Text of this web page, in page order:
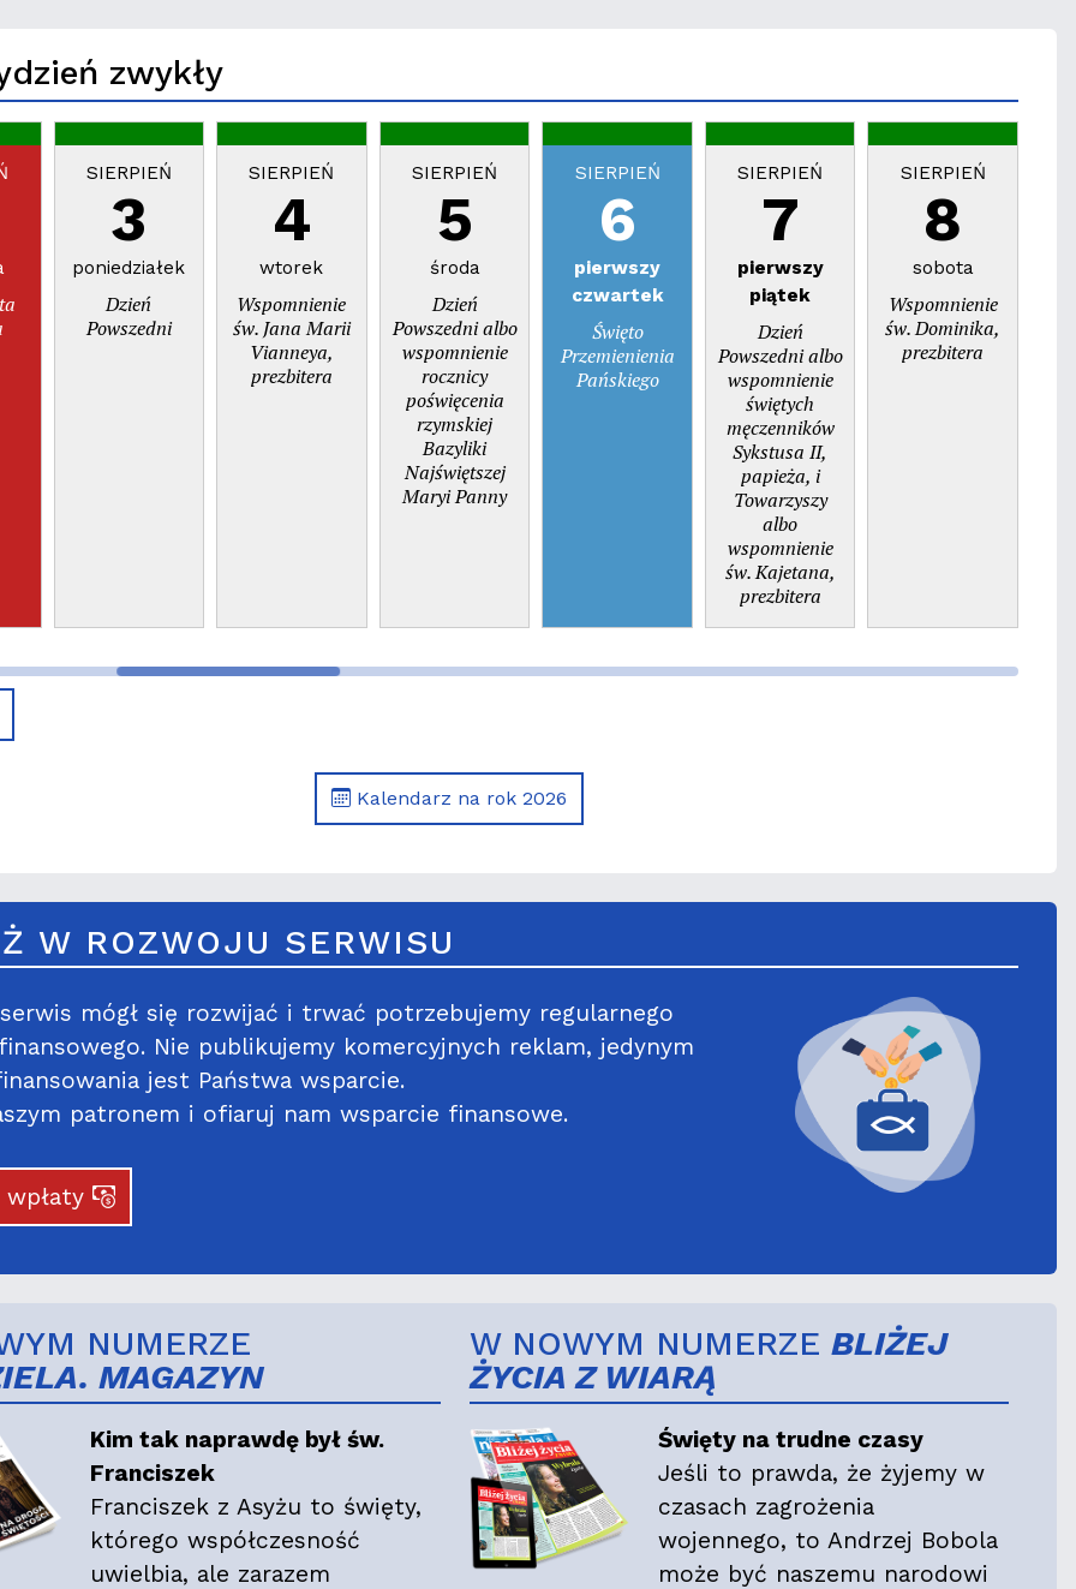
zwykły
SIERPIEŃ
3
poniedziałek
Dzień
Powszedni
SIERPIEŃ
4
wtorek
Wspomnienie
św. Jana Marii
Vianneya,
prezbitera
SIERPIEŃ
5
środa
Dzień
Powszedni albo
wspomnienie
rocznicy
poświęcenia
rzymskiej
Bazyliki
Najświętszej
Maryi Panny
SIERPIEŃ
6
pierwszy
czwartek
Święto
Przemienienia
Pańskiego
SIERPIEŃ
7
pierwszy
piątek
Dzień
Powszedni albo
wspomnienie
świętych
męczenników
Sykstusa II,
papieża, i
Towarzyszy
albo
wspomnienie
św. Kajetana,
prezbitera
SIERPIEŃ
8
sobota
Wspomnienie
św. Dominika,
prezbitera
Kalendarz na rok 2026
W ROZWOJU SERWISU
mógł się rozwijać i trwać potrzebujemy regularnego
Nie publikujemy komercyjnych reklam, jedynym
jest Państwa wsparcie.
patronem i ofiaruj nam wsparcie finansowe.
wpłaty
NUMERZE
MAGAZYN
Kim tak naprawdę był św.
Franciszek
Franciszek z Asyżu to święty,
którego współczesność
uwielbia, ale zarazem
W NOWYM NUMERZE BLIŻEJ
ŻYCIA Z WIARĄ
Święty na trudne czasy
Jeśli to prawda, że żyjemy w
czasach zagrożenia
wojennego, to Andrzej Bobola
może być naszemu narodowi